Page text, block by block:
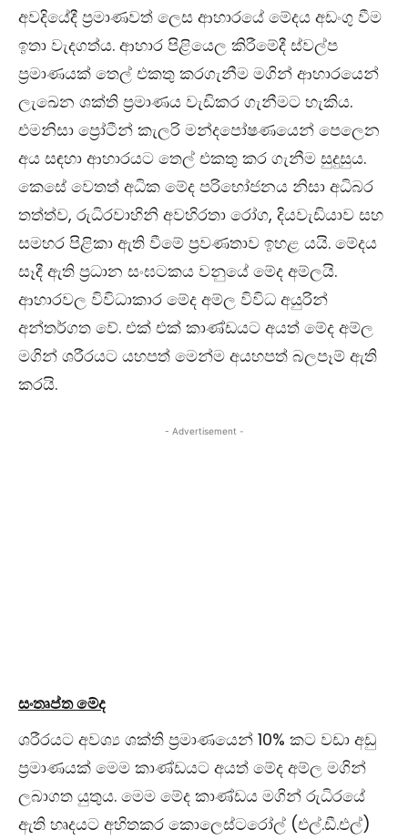
අවදියේදී ප්‍රමාණවත් ලෙස ආහාරයේ මේදය අඩංගු වීම
ඉතා වැදගත්ය. ආහාර පිළියෙල කිරීමේදී ස්වල්ප
ප්‍රමාණයක් තෙල් එකතු කරගැනීම මගින් ආහාරයෙන්
ලැඛෙන ශක්ති ප්‍රමාණය වැඩිකර ගැනීමට හැකිය.
එමනිසා ප්‍රෝටීන් කැලරි මන්දපෝෂණයෙන් පෙලෙන
අය සඳහා ආහාරයට තෙල් එකතු කර ගැනීම සුදුසුය.
කෙසේ වෙතත් අධික මේද පරිභෝජනය නිසා අධිබර
තත්ත්ව, රුධිරවාහිනි අවහිරතා රෝග, දියවැඩියාව සහ
සමහර පිළිකා ඇති වීමේ ප්‍රවණතාව ඉහළ යයි. මේදය
සෑදී ඇති ප්‍රධාන සංඝටකය වනුයේ මේද අම්ලයි.
ආහාරවල විවිධාකාර මේද අම්ල විවිධ අයුරින්
අන්තර්ගත වේ. එක් එක් කාණ්ඩයට අයත් මේද අම්ල
මගින් ශරීරයට යහපත් මෙන්ම අයහපත් බලපෑම් ඇති
කරයි.
- Advertisement -
සංතෘප්ත මේද
ශරීරයට අවශ්‍ය ශක්ති ප්‍රමාණයෙන් 10% කට වඩා අඩු
ප්‍රමාණයක් මෙම කාණ්ඩයට අයත් මේද අම්ල මගින්
ලබාගත යුතුය. මෙම මේද කාණ්ඩය මගින් රුධිරයේ
ඇති හෘදයට අහිතකර කොලෙස්ටරෝල් (එල්.ඩී.එල්)